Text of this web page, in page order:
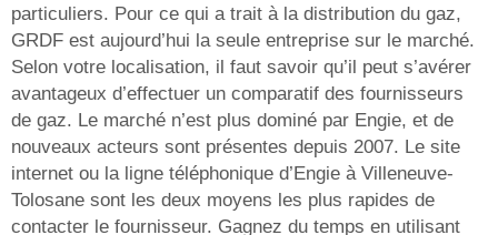
particuliers. Pour ce qui a trait à la distribution du gaz,
GRDF est aujourd’hui la seule entreprise sur le marché.
Selon votre localisation, il faut savoir qu’il peut s’avérer
avantageux d’effectuer un comparatif des fournisseurs
de gaz. Le marché n’est plus dominé par Engie, et de
nouveaux acteurs sont présentes depuis 2007. Le site
internet ou la ligne téléphonique d’Engie à Villeneuve-
Tolosane sont les deux moyens les plus rapides de
contacter le fournisseur. Gagnez du temps en utilisant